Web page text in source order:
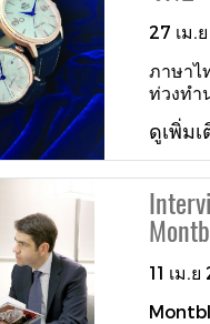
27 เม.
ภาษาไ
ท่วงทำ
สวรรค์
ถ้อยคำ
เอ่ยออ
ยกย่อง
ราวกับ
ทั้งยังมี
เกิดจา
พยัญชน
ล้ำค่าแ
ดูเพิ่มเ
11 เม.